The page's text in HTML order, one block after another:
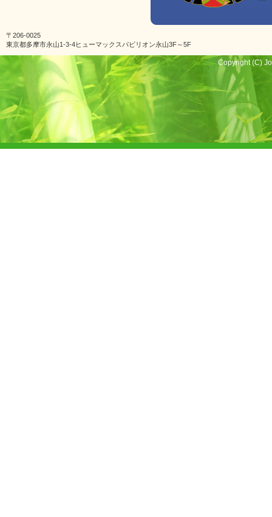
〒206-0025
東京都多摩市永山1-3-4ヒューマックスパビリオン永山3F～5F
Copyright (C)